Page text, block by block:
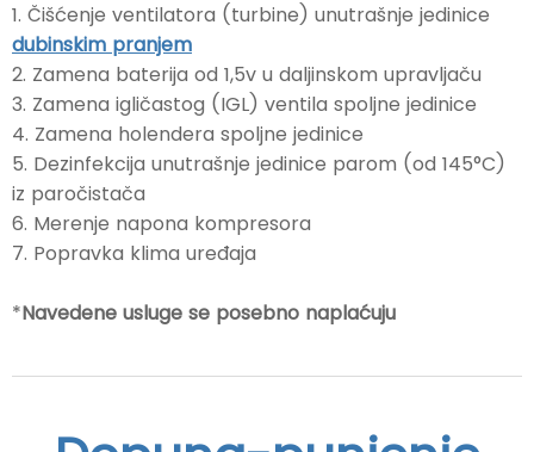
1. Čišćenje ventilatora (turbine) unutrašnje jedinice
dubinskim pranjem
2. Zamena baterija od 1,5v u daljinskom upravljaču
3. Zamena igličastog (IGL) ventila spoljne jedinice
4. Zamena holendera spoljne jedinice
5. Dezinfekcija unutrašnje jedinice parom (od 145°C)
iz paročistača
6. Merenje napona kompresora
7. Popravka klima uređaja
*Navedene usluge se posebno naplaćuju